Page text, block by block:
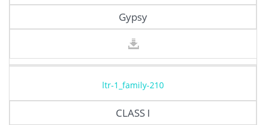
Gypsy
ltr-1_family-210
CLASS I